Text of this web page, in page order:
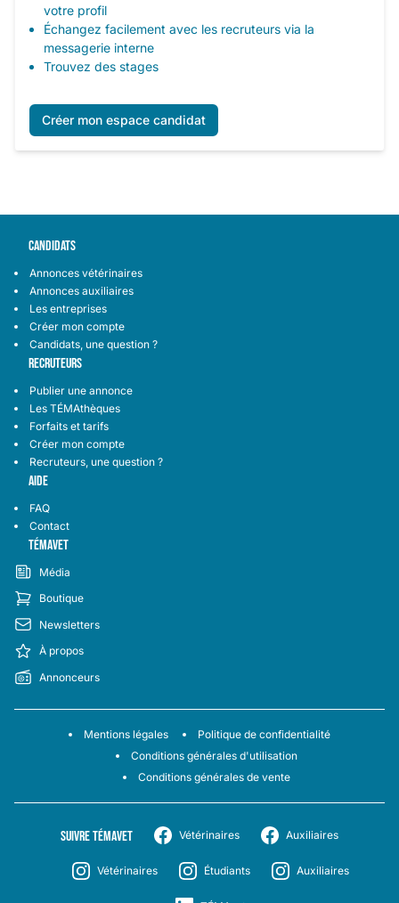
votre profil
Échangez facilement avec les recruteurs via la
messagerie interne
Trouvez des stages
Créer mon espace candidat
CANDIDATS
Annonces vétérinaires
Annonces auxiliaires
Les entreprises
Créer mon compte
Candidats, une question ?
RECRUTEURS
Publier une annonce
Les TÉMAthèques
Forfaits et tarifs
Créer mon compte
Recruteurs, une question ?
AIDE
FAQ
Contact
TÉMAVET
Média
Boutique
Newsletters
À propos
Annonceurs
Mentions légales
Politique de confidentialité
Conditions générales d'utilisation
Conditions générales de vente
SUIVRE TÉMAVET Vétérinaires Auxiliaires
Vétérinaires Étudiants Auxiliaires